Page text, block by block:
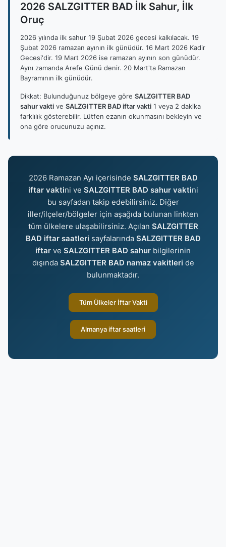
2026 SALZGITTER BAD İlk Sahur, İlk
Oruç
2026 yılında ilk sahur 19 Şubat 2026 gecesi kalkılacak. 19
Şubat 2026 ramazan ayının ilk günüdür. 16 Mart 2026 Kadir
Gecesi'dir. 19 Mart 2026 ise ramazan ayının son günüdür.
Aynı zamanda Arefe Günü denir. 20 Mart'ta Ramazan
Bayramının ilk günüdür.
Dikkat: Bulunduğunuz bölgeye göre SALZGITTER BAD
sahur vakti ve SALZGITTER BAD iftar vakti 1 veya 2 dakika
farklılık gösterebilir. Lütfen ezanın okunmasını bekleyin ve
ona göre orucunuzu açınız.
2026 Ramazan Ayı içerisinde SALZGITTER BAD
iftar vaktini ve SALZGITTER BAD sahur vaktini
bu sayfadan takip edebilirsiniz. Diğer
iller/ilçeler/bölgeler için aşağıda bulunan linkten
tüm ülkelere ulaşabilirsiniz. Açılan SALZGITTER
BAD iftar saatleri sayfalarında SALZGITTER BAD
iftar ve SALZGITTER BAD sahur bilgilerinin
dışında SALZGITTER BAD namaz vakitleri de
bulunmaktadır.
Tüm Ülkeler İftar Vakti
Almanya iftar saatleri